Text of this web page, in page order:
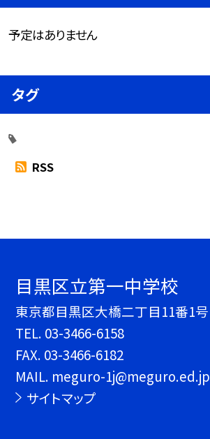
予定はありません
タグ
RSS
目黒区立第一中学校
東京都目黒区大橋二丁目11番1号
TEL. 03-3466-6158
FAX. 03-3466-6182
MAIL. meguro-1j@meguro.ed.jp
サイトマップ